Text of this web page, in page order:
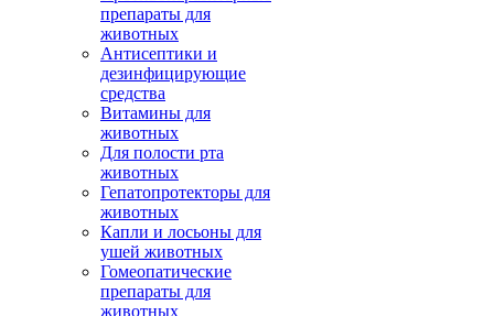
препараты для
животных
Антисептики и
дезинфицирующие
средства
Витамины для
животных
Для полости рта
животных
Гепатопротекторы для
животных
Капли и лосьоны для
ушей животных
Гомеопатические
препараты для
животных